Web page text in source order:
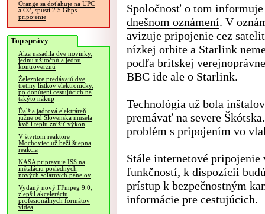
Orange sa doťahuje na UPC
a O2, spustí 2.5 Gbps
pripojenie
Top správy
Alza nasadila dve novinky,
jednu užitočnú a jednu
kontroverznú
Železnice predávajú dve
tretiny lístkov elektronicky,
po donútení cestujúcich na
takýto nákup
Ďalšia jadrová elektráreň
južne od Slovenska musela
kvôli teplu znížiť výkon
V štvrtom reaktore
Mochoviec už beží štiepna
reakcia
NASA pripravuje ISS na
inštaláciu posledných
nových solárnych panelov
Vydaný nový FFmpeg 9.0,
zlepšil akceleráciu
profesionálnych formátov
videa
Spoločnosť o tom
dnešnom oznámení. V
avizuje pripojenie cez
nízkej orbite a Starlink
podľa britskej
BBC ide ale o Starlink.
Technológia už bola
premávať na severe
problém s pripojením vo
Stále internetové
funkčností, k dispozícii
prístup k bezpečnostným
informácie pre cestujúcich.